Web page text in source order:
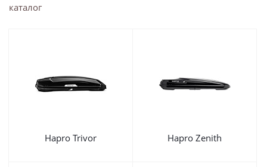
каталог
Hapro Trivor Hapro Zenith